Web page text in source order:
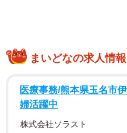
００７年より自動販売機を
まいどなの求人情報
医療事務/熊本県玉名市
婦活躍中
株式会社ソラスト